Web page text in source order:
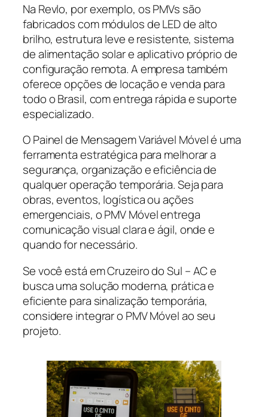
Na Revlo, por exemplo, os PMVs são
fabricados com módulos de LED de alto
brilho, estrutura leve e resistente, sistema
de alimentação solar e aplicativo próprio de
configuração remota. A empresa também
oferece opções de locação e venda para
todo o Brasil, com entrega rápida e suporte
especializado.
O Painel de Mensagem Variável Móvel é uma
ferramenta estratégica para melhorar a
segurança, organização e eficiência de
qualquer operação temporária. Seja para
obras, eventos, logística ou ações
emergenciais, o PMV Móvel entrega
comunicação visual clara e ágil, onde e
quando for necessário.
Se você está em Cruzeiro do Sul – AC e
busca uma solução moderna, prática e
eficiente para sinalização temporária,
considere integrar o PMV Móvel ao seu
projeto.